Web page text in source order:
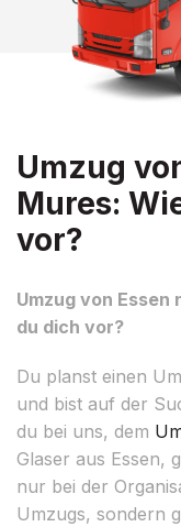
Umzug
Mures:
vor?
Umzug von
du dich vor?
Du planst einen
und bist auf der
du bei uns, dem
Glaser aus Essen,
nur bei der
Umzugs, sondern